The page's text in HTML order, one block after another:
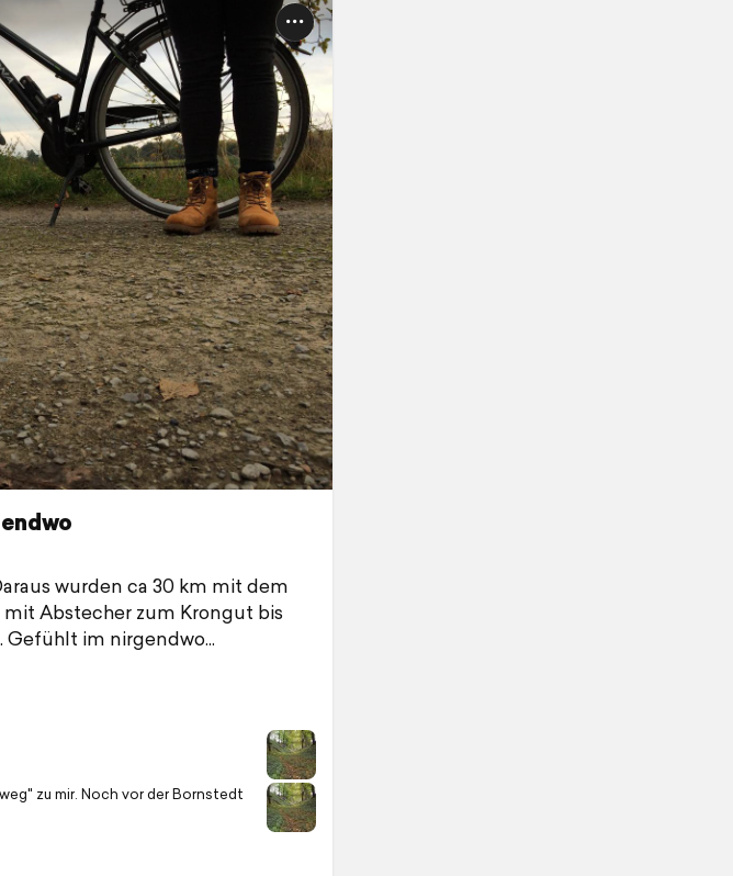
wurden ca 30 km mit dem
Abstecher zum Krongut bis
im nirgendwo...
zu mir. Noch vor der Bornstedt